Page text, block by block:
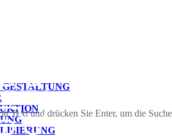
Text und drücken Sie Enter, um die